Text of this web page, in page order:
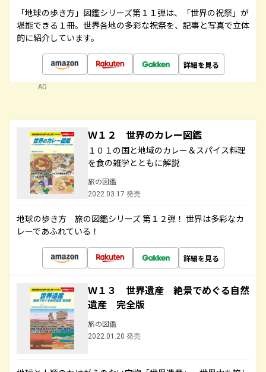
「地球の歩き方」図鑑シリーズ第１１弾は、「世界の祝祭」が
堪能できる１冊。世界各地の多彩な祝祭を、記事と写真で立体
的に紹介しています。
詳細を見る
AD
Ｗ１２ 世界のカレー図鑑
１０１の国と地域のカレー＆スパイス料理
を食の雑学とともに解説
旅の図鑑
2022.03.17 発売
地球の歩き方 旅の図鑑シリーズ 第１２弾！ 世界は多彩なカ
レーであふれている！
詳細を見る
Ｗ１３ 世界遺産 絶景でめぐる自然
遺産 完全版
旅の図鑑
2022.01.20 発売